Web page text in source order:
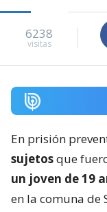
6238
visitas
En prisión
sujetosque
un joven de 19
en la comuna de